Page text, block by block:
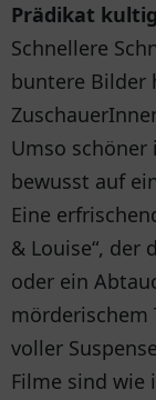
Prädikat kultig
Schnellere
buntere Bilder
Umso
bewusst auf
Eine
& Louise“, der
oder ein
mörderischem
voller
Filme sind wie